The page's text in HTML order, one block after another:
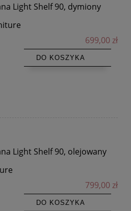
Light Shelf 90, dymiony
699,00 zł
DO KOSZYKA
Light Shelf 90, olejowany
799,00 zł
DO KOSZYKA